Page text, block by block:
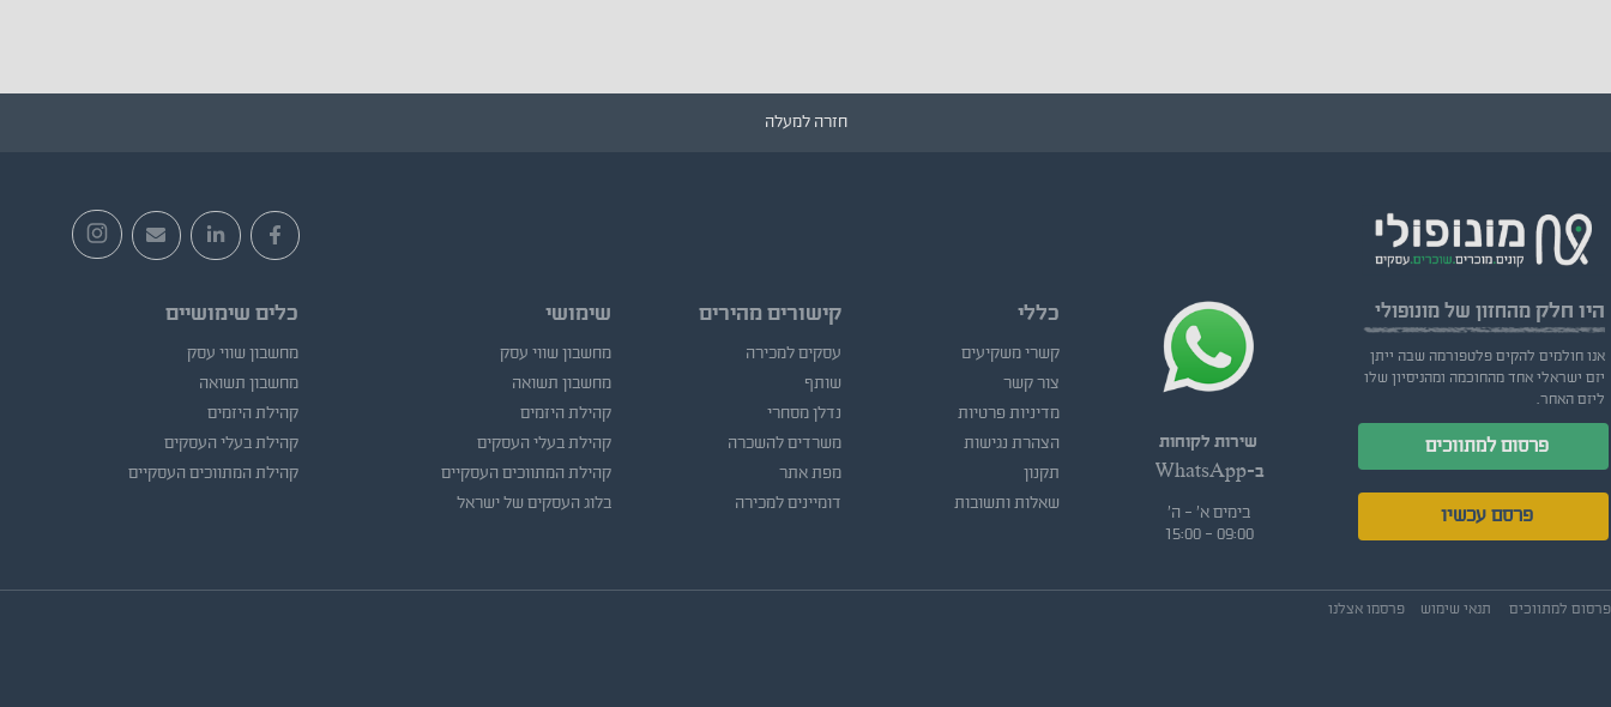
חזרה למעלה
היו חלקמהחזון של מונופולי
אנו חולמים להקים פלטפורמה שבה ייתן
יזם ישראלי אחד מהחוכמה ומהניסיון שלו
ליזם האחר.
פרסום למתווכים
פרסם עכשיו
שירות לקוחות
ב-WhatsApp
בימים א' - ה'
09:00 - 15:00
כללי
קשרי משקיעים
צור קשר
מדיניות פרטיות
הצהרת נגישות
תקנון
שאלות ותשובות
קישורים מהירים
עסקים למכירה
שותף
נדלן מסחרי
משרדים להשכרה
מפת אתר
דומיינים למכירה
שימושי
מחשבון שווי עסק
מחשבון תשואה
קהילת היזמים
קהילת בעלי העסקים
קהילת המתווכים העסקיים
בלוג העסקים של ישראל
כלים שימושיים
מחשבון שווי עסק
מחשבון תשואה
קהילת היזמים
קהילת בעלי העסקים
קהילת המתווכים העסקיים
פרסום למתווכים תנאי שימוש פרסמו אצלנו